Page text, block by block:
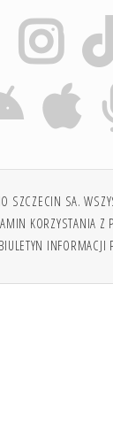
SZCZECIN SA.
KORZYSTANIA Z
BIULETYN INFORMACJI